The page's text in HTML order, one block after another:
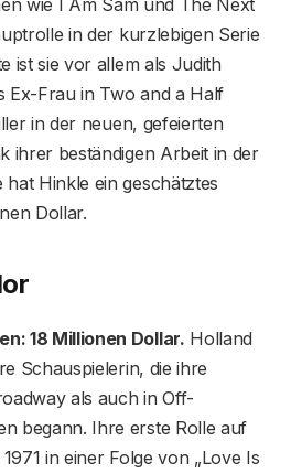
wie I Am Sam und The Next
in der kurzlebigen Serie
ist sie vor allem als Judith
Ex-Frau in Two and a Half
in der neuen, gefeierten
ihrer beständigen Arbeit in der
Hinkle ein geschätztes
Dollar.
18 Millionen Dollar. Holland
Schauspielerin, die ihre
als auch in Off-
begann. Ihre erste Rolle auf
in einer Folge von „Love Is